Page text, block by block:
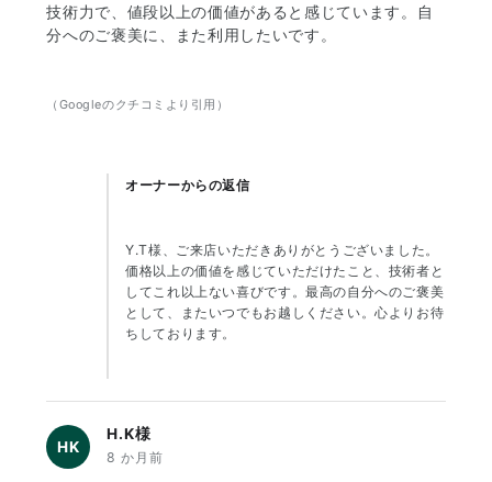
技術力で、値段以上の価値があると感じています。自
分へのご褒美に、また利用したいです。
（Googleのクチコミより引用）
オーナーからの返信
Y.T様、ご来店いただきありがとうございました。
価格以上の価値を感じていただけたこと、技術者と
してこれ以上ない喜びです。最高の自分へのご褒美
として、またいつでもお越しください。心よりお待
ちしております。
HK
H.K様
8 か月前